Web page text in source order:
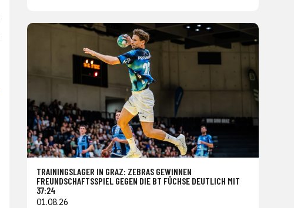
TRAININGSLAGER IN GRAZ: ZEBRAS GEWINNEN
FREUNDSCHAFTSSPIEL GEGEN DIE BT FÜCHSE DEUTLICH MIT
37:24
01.08.26